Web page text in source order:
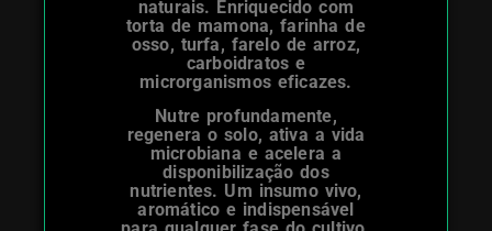
naturais. Enriquecido com
torta de mamona, farinha de
osso, turfa, farelo de arroz,
carboidratos e
microrganismos eficazes.
Nutre profundamente,
regenera o solo, ativa a vida
microbiana e acelera a
disponibilização dos
nutrientes. Um insumo vivo,
aromático e indispensável